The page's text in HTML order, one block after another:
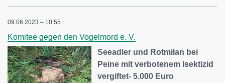
09.06.2023 – 10:55
Komitee gegen den Vogelmord e. V.
Seeadler und Rotmilan bei
Peine mit verbotenem Isektizid
vergiftet- 5.000 Euro